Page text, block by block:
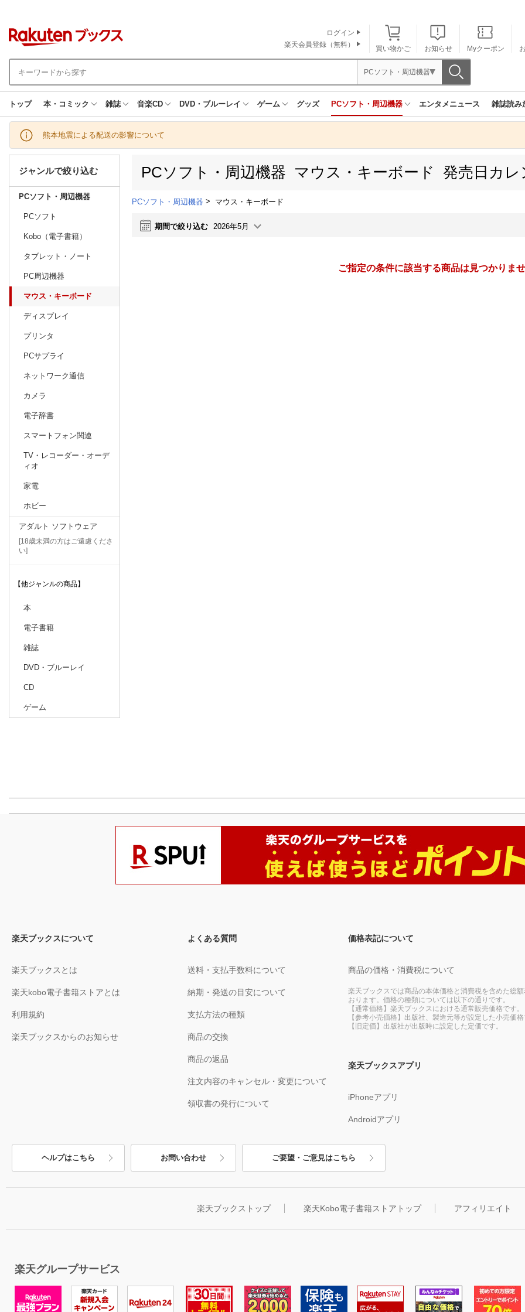
買い物かご お知らせ Myクーポン
ログイン
楽天会員登録（無料）
PCソフト・周辺機器
トップ 本・コミック 雑誌 音楽CD DVD・ブルーレイ ゲーム グッズ PCソフト・周辺機器 エンタメニュース 雑誌読み
熊本地震による配送の影響について
ジャンルで絞り込む
PCソフト・周辺機器
PCソフト
Kobo（電子書籍）
タブレット・ノート
PC周辺機器
マウス・キーボード
ディスプレイ
プリンタ
PCサプライ
ネットワーク通信
カメラ
電子辞書
スマートフォン関連
TV・レコーダー・オーデ
ィオ
家電
ホビー
アダルト ソフトウェア
[18歳未満の方はご遠慮くださ
い]
【他ジャンルの商品】
本
電子書籍
雑誌
DVD・ブルーレイ
CD
ゲーム
PCソフト・周辺機器 マウス・キーボード 発売日カレ
PCソフト・周辺機器 > マウス・キーボード
期間で絞り込む 2026年5月
ご指定の条件に該当する商品は見つかりませ
楽天ブックスについて
楽天ブックスとは
楽天kobo電子書籍ストアとは
利用規約
楽天ブックスからのお知らせ
よくある質問
送料・支払手数料について
納期・発送の目安について
支払方法の種類
商品の交換
商品の返品
注文内容のキャンセル・変更について
領収書の発行について
価格表記について
商品の価格・消費税について
楽天ブックスでは商品の本体価格と消費税を含めた総
おります。価格の種類については以下の通りです。
【通常価格】楽天ブックスにおける通常販売価格です。
【参考小売価格】出版社、製造元等が設定した小売価格
【旧定価】出版社が出版時に設定した定価です。
楽天ブックスアプリ
iPhoneアプリ
Androidアプリ
ヘルプはこちら お問い合わせ ご要望・ご意見はこちら
楽天ブックストップ 楽天Kobo電子書籍ストアトップ アフィリエイト
楽天グループサービス